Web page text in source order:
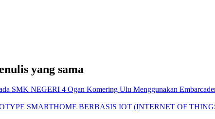
yang sama
SMK NEGERI 4 Ogan Komering Ulu Menggunakan
SMARTHOME BERBASIS IOT (INTERNET OF